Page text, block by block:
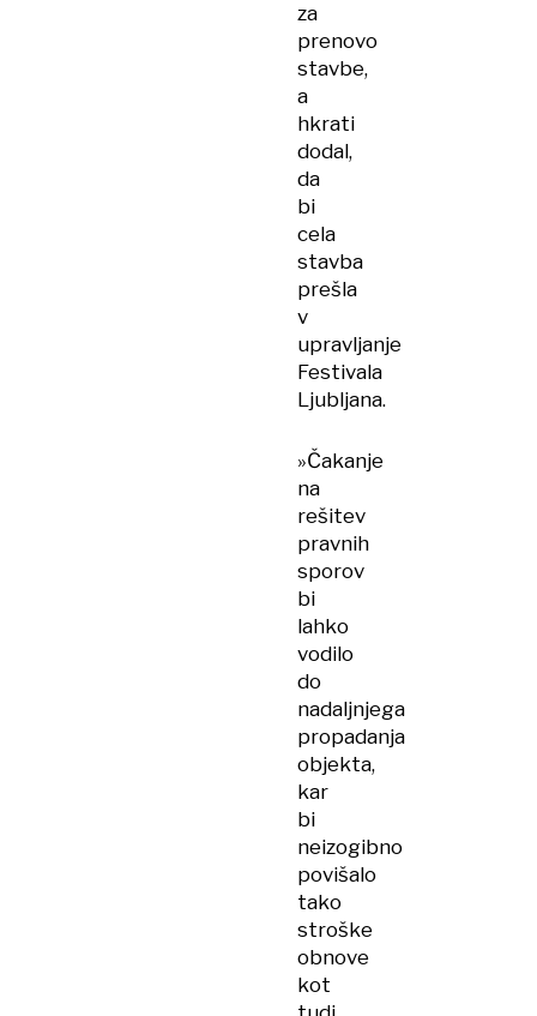
za
prenovo
stavbe,
a
hkrati
dodal,
da
bi
cela
stavba
prešla
v
upravljanje
Festivala
Ljubljana.
»Čakanje
na
rešitev
pravnih
sporov
bi
lahko
vodilo
do
nadaljnjega
propadanja
objekta,
kar
bi
neizogibno
povišalo
tako
stroške
obnove
kot